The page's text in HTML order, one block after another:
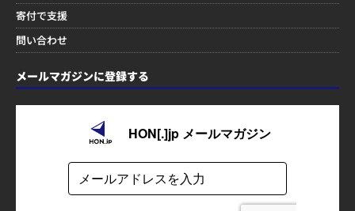
寄付で支援
問い合わせ
メールマガジンに登録する